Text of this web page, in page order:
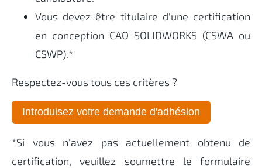
Vous devez être titulaire d'une certification
en conception CAO SOLIDWORKS (CSWA ou
CSWP).*
Respectez-vous tous ces critères ?
Introduisez votre demande d'adhésion
*Si vous n'avez pas actuellement obtenu de
certification, veuillez soumettre le formulaire